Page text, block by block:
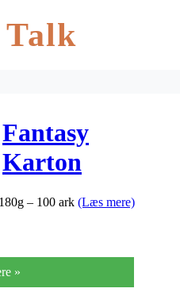
Talk
Fantasy
Karton
Mørkegrøn A5
– 100 ark (Læs mere)
»